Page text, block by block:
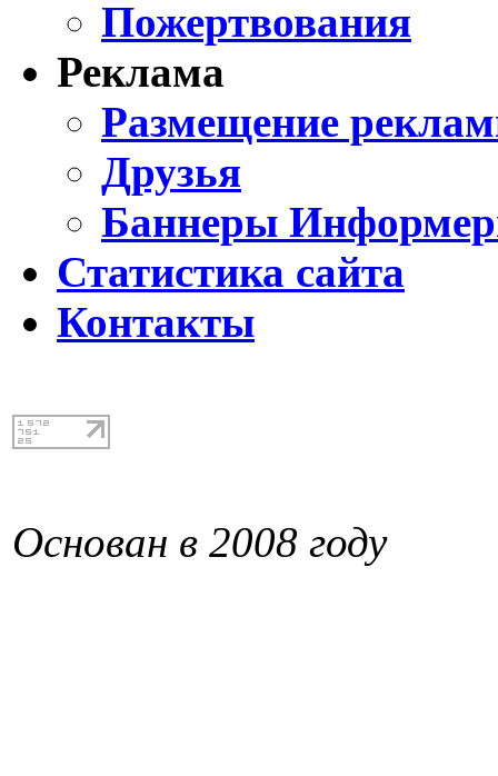
Пожертвования
Реклама
Размещение
Друзья
Баннеры
Статистика сайта
Контакты
Основан в 2008 году